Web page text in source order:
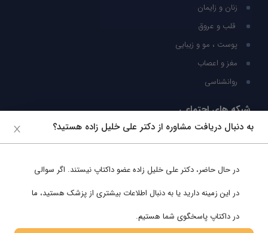
زنان و زایمان
قلب و عروق
پوست ، مو و زیبایی
مغز و اعصاب
روانشناسی
شبکه های اجتماعی
ما را در شبکه های اجتماعی دنبال کنید
به دنبال دریافت مشاوره از دکتر علی خلیل زاده هستید؟
در حال حاضر، دکتر علی خلیل زادهعضو داکتاپ نیستند. اگر سوالی
در این زمینه دارید یا به دنبال اطلاعات بیشتری از پزشک هستید، ما
در داکتاپ پاسخگوی شما هستیم.